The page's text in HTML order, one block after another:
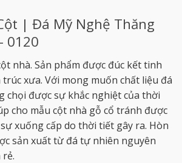
| Đá Mỹ Nghệ Thăng
0120
nhà. Sản phẩm được đúc kết tinh
xưa. Với mong muốn chất liệu đá
chọi được sự khắc nghiệt của thời
cho mẫu cột nhà gỗ cổ tránh được
xuống cấp do thời tiết gây ra. Hòn
sản xuất từ đá tự nhiên nguyên